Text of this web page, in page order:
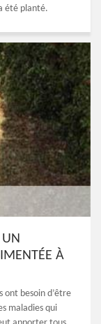
été planté.
UN
À
ont besoin d’être
maladies qui